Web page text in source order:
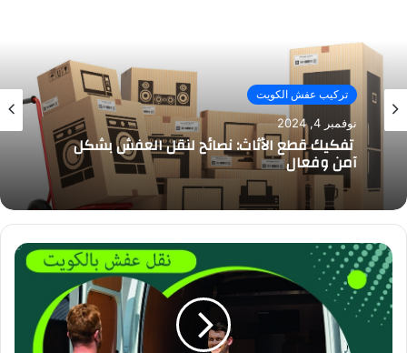
تركيب عفش الكويت
نوفمبر 4, 2024
تفكيك قطع الأثاث: نصائح لنقل العفش بشكل
آمن وفعال